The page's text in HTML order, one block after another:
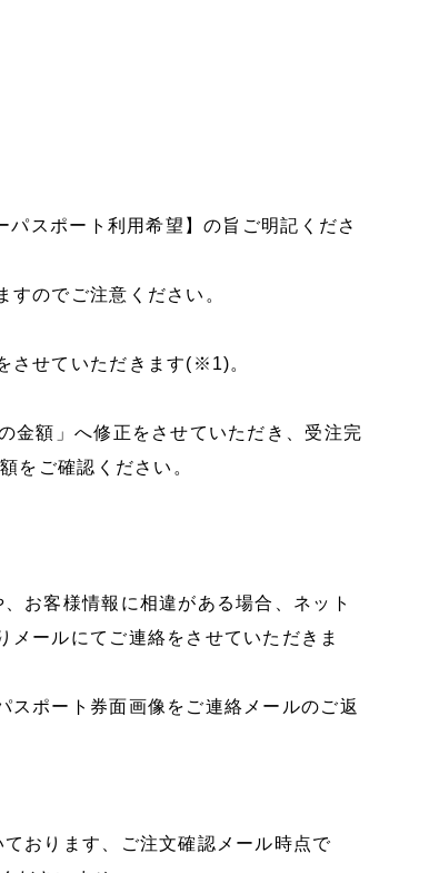
スポート利用希望】の旨ご明記くださ
のでご注意ください。
させていただきます(※1)。
金額」へ修正をさせていただき、受注完
をご確認ください。
お客様情報に相違がある場合、ネット
ールにてご連絡をさせていただきま
スポート券面画像をご連絡メールのご返
おります、ご注文確認メール時点で